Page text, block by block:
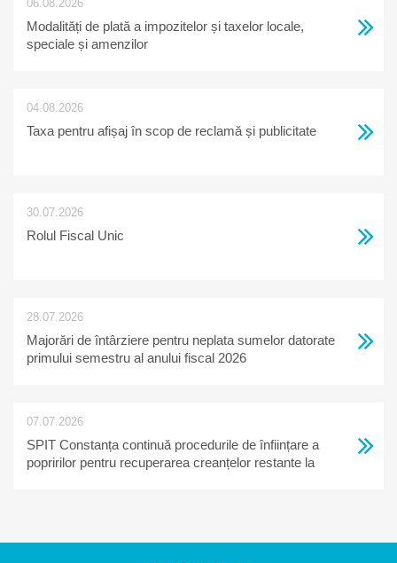
06.08.2026
Modalități de plată a impozitelor și taxelor locale,
speciale și amenzilor
04.08.2026
Taxa pentru afișaj în scop de reclamă și publicitate
30.07.2026
Rolul Fiscal Unic
28.07.2026
Majorări de întârziere pentru neplata sumelor datorate
primului semestru al anului fiscal 2026
07.07.2026
SPIT Constanța continuă procedurile de înființare a
popririlor pentru recuperarea creanțelor restante la